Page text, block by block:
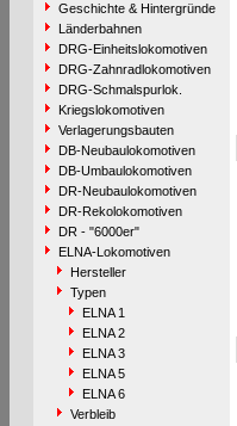
Geschichte & Hintergründe
Länderbahnen
DRG-Einheitslokomotiven
DRG-Zahnradlokomotiven
DRG-Schmalspurlok.
Kriegslokomotiven
Verlagerungsbauten
DB-Neubaulokomotiven
DB-Umbaulokomotiven
DR-Neubaulokomotiven
DR-Rekolokomotiven
DR - "6000er"
ELNA-Lokomotiven
Hersteller
Typen
ELNA 1
ELNA 2
ELNA 3
ELNA 5
ELNA 6
Verbleib